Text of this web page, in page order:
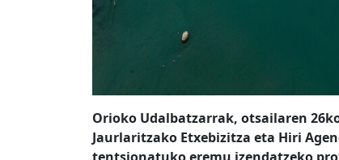
Orioko Udalbatzarrak, otsailaren
Jaurlaritzako Etxebizitza eta Hiri